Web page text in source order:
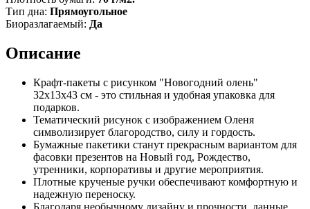
Тип дна: Прямоугольное
Биоразлагаемый: Да
Описание
Крафт-пакеты с рисунком "Новогодний олень"
32x13x43 см - это стильная и удобная упаковка для
подарков.
Тематический рисунок с изображением Оленя
символизирует благородство, силу и гордость.
Бумажные пакетики станут прекрасным вариантом для
фасовки презентов на Новый год, Рождество,
утренники, корпоративы и другие мероприятия.
Плотные крученые ручки обеспечивают комфортную и
надежную переноску.
Благодаря необычному дизайну и прочности, данные